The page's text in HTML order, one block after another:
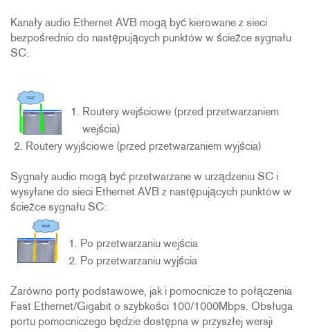
Kanały audio Ethernet AVB mogą być kierowane z sieci
bezpośrednio do następujących punktów w ścieżce sygnału
SC:
Routery wejściowe (przed przetwarzaniem
wejścia)
Routery wyjściowe (przed przetwarzaniem wyjścia)
Sygnały audio mogą być przetwarzane w urządzeniu SC i
wysyłane do sieci Ethernet AVB z następujących punktów w
ścieżce sygnału SC:
Po przetwarzaniu wejścia
Po przetwarzaniu wyjścia
Zarówno porty podstawowe, jak i pomocnicze to połączenia
Fast Ethernet/Gigabit o szybkości 100/1000Mbps. Obsługa
portu pomocniczego będzie dostępna w przyszłej wersji